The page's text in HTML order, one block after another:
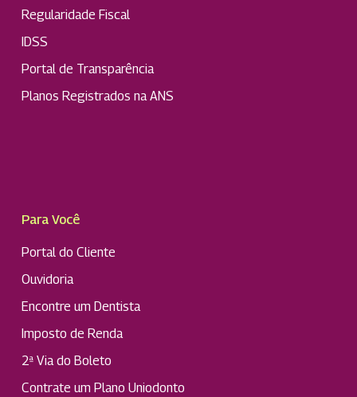
Regularidade Fiscal
IDSS
Portal de Transparência
Planos Registrados na ANS
Para Você
Portal do Cliente
Ouvidoria
Encontre um Dentista
Imposto de Renda
2ª Via do Boleto
Contrate um Plano Uniodonto